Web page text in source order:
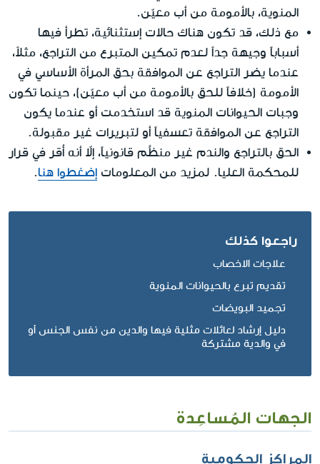
المنوية، بالأمومة من أب معيّن.
مع ذلك، قد تكون هناك حالات إستثنائية، تطرأ فيها
أسباباً وجيهة جداً لعدم تمكين المتبرع من التراجع، مثلاً،
عندما يضر التراجع عن الموافقة بحق المرأة الأساسي في
الأمومة (خلافاً للحق بالأمومة من أب معيّن)، حينما تكون
وجبات الحيوانات المنوية قد استخدمت أو عندما يكون
التراجع عن الموافقة تعسفياً أو لتبريرات غير مقبولة.
الحق بالتراجع والندم غير منظَّم قانونياً، إلاّ أنه أُقر في قرار
للمحكمة العليا. لمزيد من المعلومات إضغطوا هنا.
راجعوا كذلك
علاجات الاخصاب
تقديم تبرع بالحيوانات المنوية
تجميد البويضات
دليل إرشاد لعائلات مثلية فيها والدين من نفس الجنس أو
في والدية مشتركة
الجهات المُساعِدة
المراكز الحكومية